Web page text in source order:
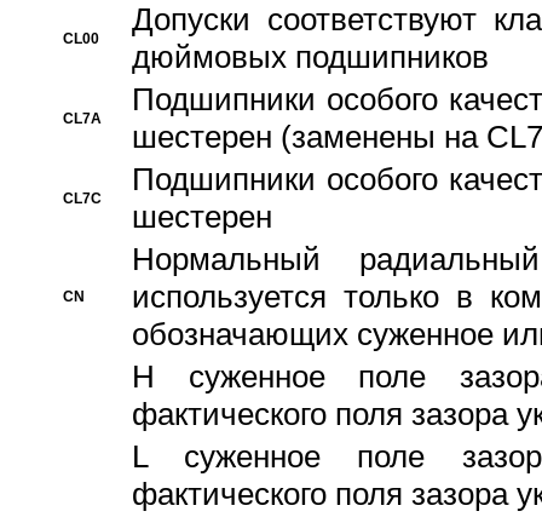
CL00
Допуски соответствуют
дюймовых подшипников
CL7A
Подшипники особого
шестерен (заменены на
CL7C
Подшипники особого
шестерен
CN
Hормальный
используется только в
обозначающих суженное
H суженное поле
фактического поля зазора
L суженное поле
фактического поля зазора